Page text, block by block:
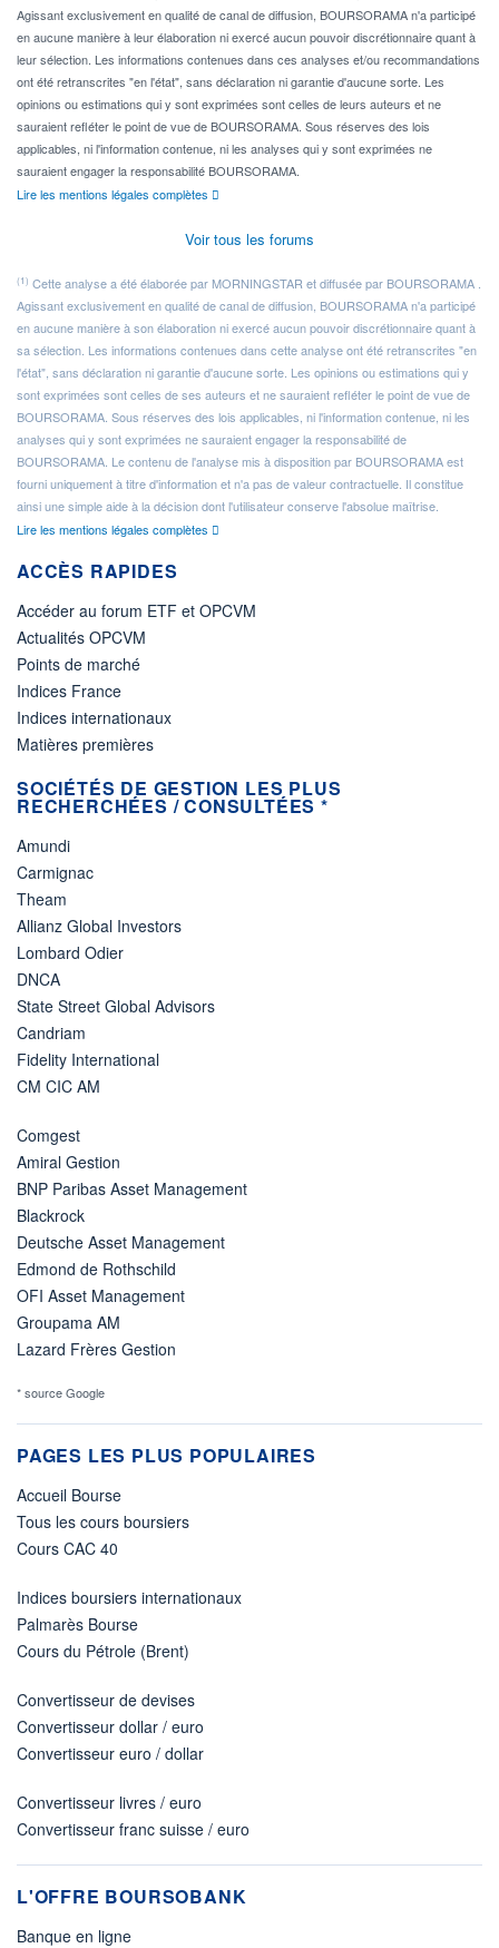
Agissant exclusivement en qualité de canal de diffusion, BOURSORAMA n'a participé
en aucune manière à leur élaboration ni exercé aucun pouvoir discrétionnaire quant à
leur sélection. Les informations contenues dans ces analyses et/ou recommandations
ont été retranscrites "en l'état", sans déclaration ni garantie d'aucune sorte. Les
opinions ou estimations qui y sont exprimées sont celles de leurs auteurs et ne
sauraient refléter le point de vue de BOURSORAMA. Sous réserves des lois
applicables, ni l'information contenue, ni les analyses qui y sont exprimées ne
sauraient engager la responsabilité BOURSORAMA.
Lire les mentions légales complètes
Voir tous les forums
(1) Cette analyse a été élaborée par MORNINGSTAR et diffusée par BOURSORAMA .
Agissant exclusivement en qualité de canal de diffusion, BOURSORAMA n'a participé
en aucune manière à son élaboration ni exercé aucun pouvoir discrétionnaire quant à
sa sélection. Les informations contenues dans cette analyse ont été retranscrites "en
l'état", sans déclaration ni garantie d'aucune sorte. Les opinions ou estimations qui y
sont exprimées sont celles de ses auteurs et ne sauraient refléter le point de vue de
BOURSORAMA. Sous réserves des lois applicables, ni l'information contenue, ni les
analyses qui y sont exprimées ne sauraient engager la responsabilité de
BOURSORAMA. Le contenu de l'analyse mis à disposition par BOURSORAMA est
fourni uniquement à titre d'information et n'a pas de valeur contractuelle. Il constitue
ainsi une simple aide à la décision dont l'utilisateur conserve l'absolue maîtrise.
Lire les mentions légales complètes
ACCÈS RAPIDES
Accéder au forum ETF et OPCVM
Actualités OPCVM
Points de marché
Indices France
Indices internationaux
Matières premières
SOCIÉTÉS DE GESTION LES PLUS
RECHERCHÉES / CONSULTÉES *
Amundi
Carmignac
Theam
Allianz Global Investors
Lombard Odier
DNCA
State Street Global Advisors
Candriam
Fidelity International
CM CIC AM
Comgest
Amiral Gestion
BNP Paribas Asset Management
Blackrock
Deutsche Asset Management
Edmond de Rothschild
OFI Asset Management
Groupama AM
Lazard Frères Gestion
* source Google
PAGES LES PLUS POPULAIRES
Accueil Bourse
Tous les cours boursiers
Cours CAC 40
Indices boursiers internationaux
Palmarès Bourse
Cours du Pétrole (Brent)
Convertisseur de devises
Convertisseur dollar / euro
Convertisseur euro / dollar
Convertisseur livres / euro
Convertisseur franc suisse / euro
L'OFFRE BOURSOBANK
Banque en ligne